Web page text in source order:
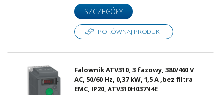
SZCZEGÓŁY
PORÓWNAJ PRODUKT
Falownik ATV310, 3 fazowy, 380/460 V
AC, 50/60 Hz, 0,37 kW, 1,5 A ,bez filtra
EMC, IP20, ATV310H037N4E